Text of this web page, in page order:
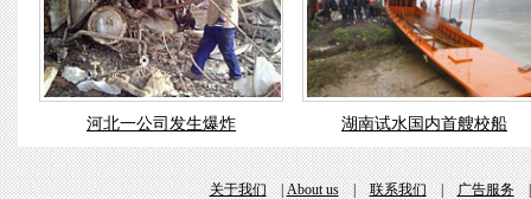
河北一公司发生爆炸 湖南试水国内首艘校船
关于我们|About us|联系我们|广告服务